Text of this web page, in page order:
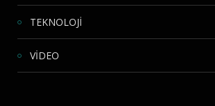
TEKNOLOJİ
VİDEO